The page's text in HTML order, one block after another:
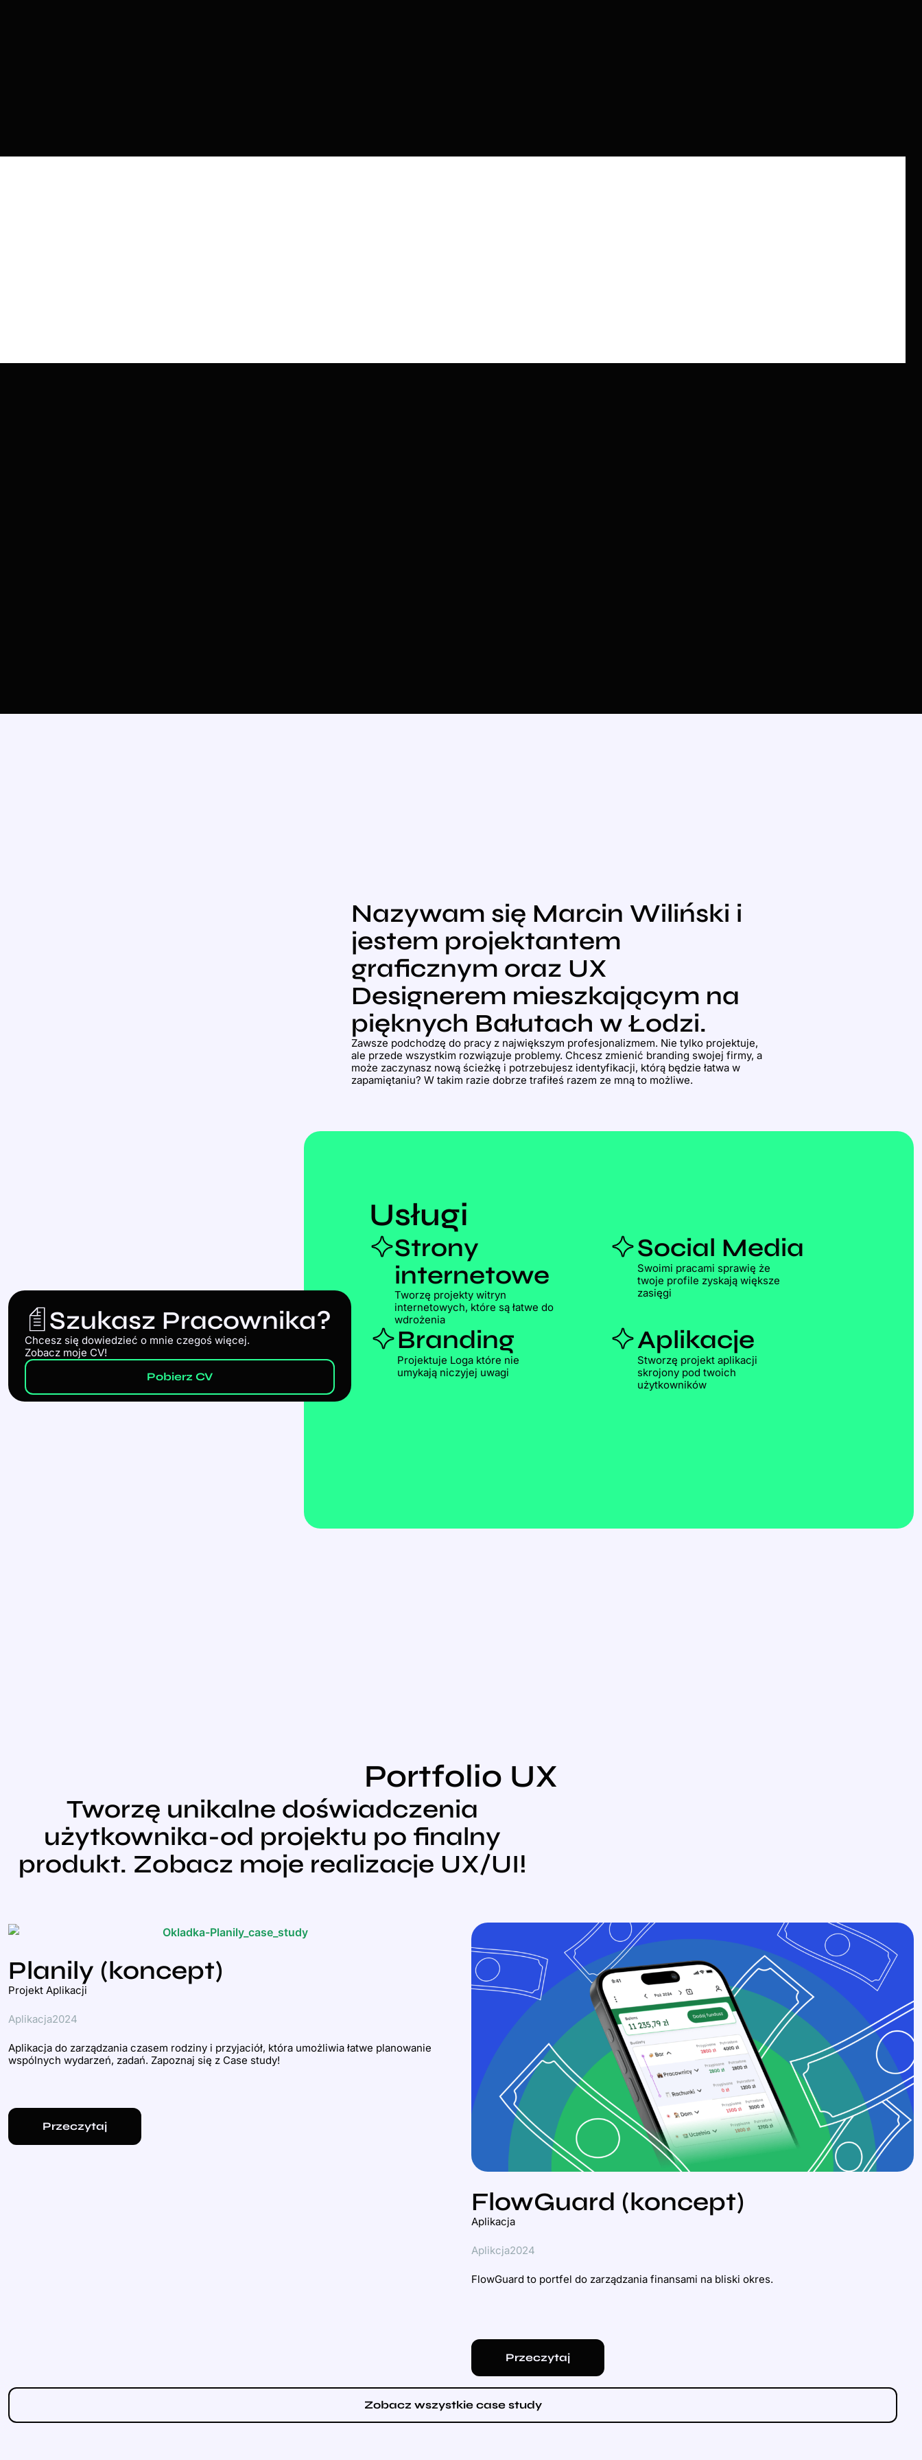
Nazywam się Marcin Wiliński i
jestem projektantem
graficznym oraz UX
Designerem mieszkającym na
pięknych Bałutach w Łodzi.
Zawsze podchodzę do pracy z największym profesjonalizmem. Nie tylko projektuje,
ale przede wszystkim rozwiązuje problemy. Chcesz zmienić branding swojej firmy, a
może zaczynasz nową ścieżkę i potrzebujesz identyfikacji, którą będzie łatwa w
zapamiętaniu? W takim razie dobrze trafiłeś razem ze mną to możliwe.
Usługi
Strony
internetowe
Tworzę projekty witryn
internetowych, które są łatwe do
wdrożenia
Social Media
Swoimi pracami sprawię że
twoje profile zyskają większe
zasięgi
Branding
Projektuje Loga które nie
umykają niczyjej uwagi
Aplikacje
Stworzę projekt aplikacji
skrojony pod twoich
użytkowników
Szukasz Pracownika?
Chcesz się dowiedzieć o mnie czegoś więcej.
Zobacz moje CV!
Pobierz CV
Portfolio UX
Tworzę unikalne doświadczenia
użytkownika-od projektu po finalny
produkt. Zobacz moje realizacje UX/UI!
Planily (koncept)
Projekt Aplikacji
Aplikacja2024
Aplikacja do zarządzania czasem rodziny i przyjaciół, która umożliwia łatwe planowanie
wspólnych wydarzeń, zadań. Zapoznaj się z Case study!
Przeczytaj
FlowGuard (koncept)
Aplikacja
Aplikcja2024
FlowGuard to portfel do zarządzania finansami na bliski okres.
Przeczytaj
Zobacz wszystkie case study